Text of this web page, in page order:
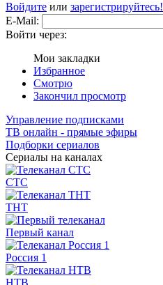
Войдите или зарегистрируйтесь!
E-Mail:
Войти через:
Мои закладки
Избранное
Смотрю
Закончил просмотр
Управление подписками
ТВ онлайн - прямые эфиры
Подборки сериалов
Сериалы на каналах
СТС
ТНТ
Первый канал
Россия 1